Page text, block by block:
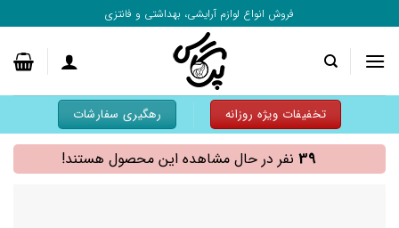
محتوا
بروید
فروش انواع لوازم آرایشی، بهداشتی و فانتزی
تخفیفات ویژه روزانه رهگیری سفارشات
39 نفر در حال مشاهده این محصول هستند!